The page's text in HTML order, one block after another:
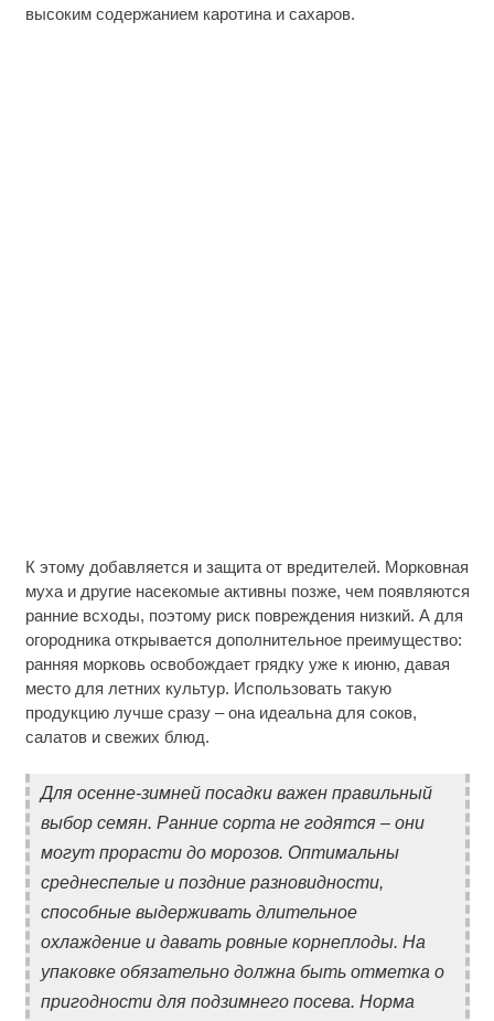
высоким содержанием каротина и сахаров.
К этому добавляется и защита от вредителей. Морковная
муха и другие насекомые активны позже, чем появляются
ранние всходы, поэтому риск повреждения низкий. А для
огородника открывается дополнительное преимущество:
ранняя морковь освобождает грядку уже к июню, давая
место для летних культур. Использовать такую
продукцию лучше сразу – она идеальна для соков,
салатов и свежих блюд.
Для осенне-зимней посадки важен правильный
выбор семян. Ранние сорта не годятся – они
могут прорасти до морозов. Оптимальны
среднеспелые и поздние разновидности,
способные выдерживать длительное
охлаждение и давать ровные корнеплоды. На
упаковке обязательно должна быть отметка о
пригодности для подзимнего посева. Норма